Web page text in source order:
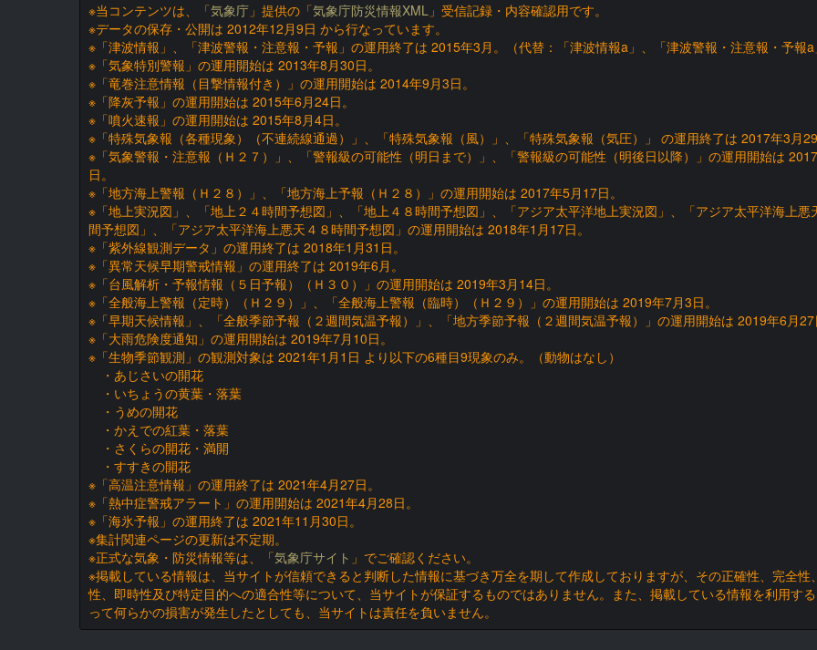
※当コンテンツは、「気象庁 」提供の「気象庁防災情報XML 」受信記録・内容確認用です。
※データの保存・公開は 2012年12月9日 から行なっています。
※「津波情報」、「津波警報・注意報・予報」の運用終了は 2015年3月。（代替：「津波情報a」、「津波警報・注意報・予報a
※「気象特別警報」の運用開始は 2013年8月30日。
※「竜巻注意情報（目撃情報付き）」の運用開始は 2014年9月3日。
※「降灰予報」の運用開始は 2015年6月24日。
※「噴火速報」の運用開始は 2015年8月4日。
※「特殊気象報（各種現象）（不連続線通過）」、「特殊気象報（風）」、「特殊気象報（気圧）」 の運用終了は 2017年3月29
※「気象警報・注意報（Ｈ２７）」、「警報級の可能性（明日まで）」、「警報級の可能性（明後日以降）」の運用開始は
日。
※「地方海上警報（Ｈ２８）」、「地方海上予報（Ｈ２８）」の運用開始は 2017年5月17日。
※「地上実況図」、「地上２４時間予想図」、「地上４８時間予想図」、「アジア太平洋地上実況図」、「アジア太平洋海上悪
間予想図」、「アジア太平洋海上悪天４８時間予想図」の運用開始は 2018年1月17日。
※「紫外線観測データ」の運用終了は 2018年1月31日。
※「異常天候早期警戒情報」の運用終了は 2019年6月。
※「台風解析・予報情報（５日予報）（Ｈ３０）」の運用開始は 2019年3月14日。
※「全般海上警報（定時）（Ｈ２９）」、「全般海上警報（臨時）（Ｈ２９）」の運用開始は 2019年7月3日。
※「早期天候情報」、「全般季節予報（２週間気温予報）」、「地方季節予報（２週間気温予報）」の運用開始は 2019年6月27
※「大雨危険度通知」の運用開始は 2019年7月10日。
※「生物季節観測」の観測対象は 2021年1月1日 より以下の6種目9現象のみ。（動物はなし）
・あじさいの開花
・いちょうの黄葉・落葉
・うめの開花
・かえでの紅葉・落葉
・さくらの開花・満開
・すすきの開花
※「高温注意情報」の運用終了は 2021年4月27日。
※「熱中症警戒アラート」の運用開始は 2021年4月28日。
※「海氷予報」の運用終了は 2021年11月30日。
※集計関連ページの更新は不定期。
※正式な気象・防災情報等は、「気象庁サイト 」でご確認ください。
※掲載している情報は、当サイトが信頼できると判断した情報に基づき万全を期して作成しておりますが、その正確性、完全性
性、即時性及び特定目的への適合性等について、当サイトが保証するものではありません。また、掲載している情報を利用す
って何らかの損害が発生したとしても、当サイトは責任を負いません。